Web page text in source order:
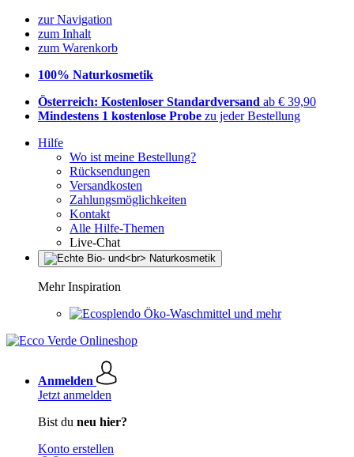
zur Navigation
zum Inhalt
zum Warenkorb
100% Naturkosmetik
Österreich: Kostenloser Standardversand ab € 39,90
Mindestens 1 kostenlose Probe zu jeder Bestellung
Hilfe
Wo ist meine Bestellung?
Rücksendungen
Versandkosten
Zahlungsmöglichkeiten
Kontakt
Alle Hilfe-Themen
Live-Chat
Mehr Inspiration
Öko-Waschmittel und mehr
Anmelden
Jetzt anmelden
Bist du neu hier?
Konto erstellen